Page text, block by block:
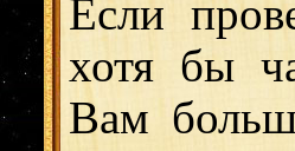
Если
хотя бы
Вам